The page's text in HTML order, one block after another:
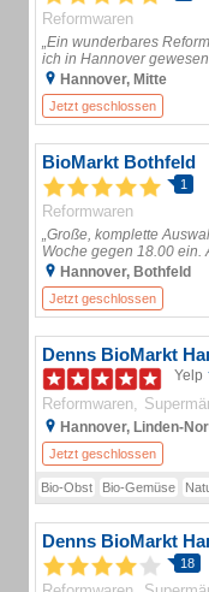
Reformwaren
„Ein wunderbares
ich in Hannover
Hannover, Mitte
Jetzt geschlossen
BioMarkt Bothfeld
1
Reformwaren
„Große, komplette
Woche gegen 18.00 ein.
Hannover, Bothfeld
Jetzt geschlossen
Denns BioMarkt
Yelp
Reformwaren
Hannover, Linden-
Jetzt geschlossen
Bio-Obst Bio-Gemüse
Denns BioMarkt
18